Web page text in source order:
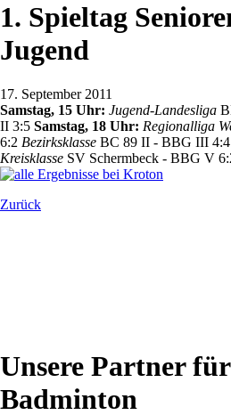
1. Spieltag
Jugend
17. September 2011
Samstag, 15 Uhr: Jugend-Landesliga
II 3:5 Samstag, 18 Uhr: Regionalliga
6:2 Bezirksklasse BC 89 II - BBG III 4:4
Kreisklasse SV Schermbeck - BBG V
Zurück
Unsere Partner
Badminton